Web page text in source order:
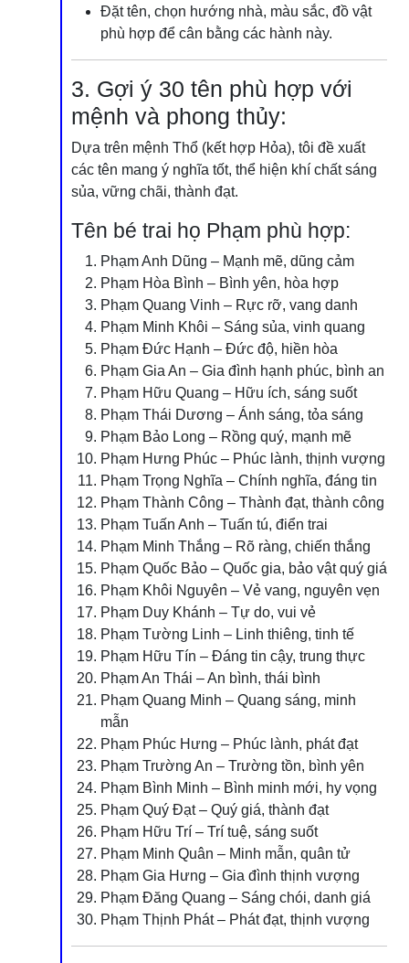
Đặt tên, chọn hướng nhà, màu sắc, đồ vật
phù hợp để cân bằng các hành này.
3. Gợi ý 30 tên phù hợp với
mệnh và phong thủy:
Dựa trên mệnh Thổ (kết hợp Hỏa), tôi đề xuất
các tên mang ý nghĩa tốt, thể hiện khí chất sáng
sủa, vững chãi, thành đạt.
Tên bé trai họ Phạm phù hợp:
Phạm Anh Dũng – Mạnh mẽ, dũng cảm
Phạm Hòa Bình – Bình yên, hòa hợp
Phạm Quang Vinh – Rực rỡ, vang danh
Phạm Minh Khôi – Sáng sủa, vinh quang
Phạm Đức Hạnh – Đức độ, hiền hòa
Phạm Gia An – Gia đình hạnh phúc, bình an
Phạm Hữu Quang – Hữu ích, sáng suốt
Phạm Thái Dương – Ánh sáng, tỏa sáng
Phạm Bảo Long – Rồng quý, mạnh mẽ
Phạm Hưng Phúc – Phúc lành, thịnh vượng
Phạm Trọng Nghĩa – Chính nghĩa, đáng tin
Phạm Thành Công – Thành đạt, thành công
Phạm Tuấn Anh – Tuấn tú, điển trai
Phạm Minh Thắng – Rõ ràng, chiến thắng
Phạm Quốc Bảo – Quốc gia, bảo vật quý giá
Phạm Khôi Nguyên – Vẻ vang, nguyên vẹn
Phạm Duy Khánh – Tự do, vui vẻ
Phạm Tường Linh – Linh thiêng, tinh tế
Phạm Hữu Tín – Đáng tin cậy, trung thực
Phạm An Thái – An bình, thái bình
Phạm Quang Minh – Quang sáng, minh
mẫn
Phạm Phúc Hưng – Phúc lành, phát đạt
Phạm Trường An – Trường tồn, bình yên
Phạm Bình Minh – Bình minh mới, hy vọng
Phạm Quý Đạt – Quý giá, thành đạt
Phạm Hữu Trí – Trí tuệ, sáng suốt
Phạm Minh Quân – Minh mẫn, quân tử
Phạm Gia Hưng – Gia đình thịnh vượng
Phạm Đăng Quang – Sáng chói, danh giá
Phạm Thịnh Phát – Phát đạt, thịnh vượng